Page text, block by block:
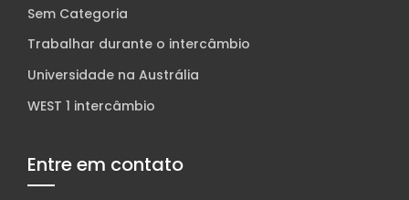
Sem Categoria
Trabalhar durante o intercâmbio
Universidade na Austrália
WEST 1 intercâmbio
Entre em contato